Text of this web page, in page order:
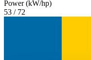
Power (kW/hp)
53 / 72